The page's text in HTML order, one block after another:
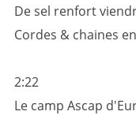
De sel renfort
Cordes & chaines
2:22
Le camp Ascap